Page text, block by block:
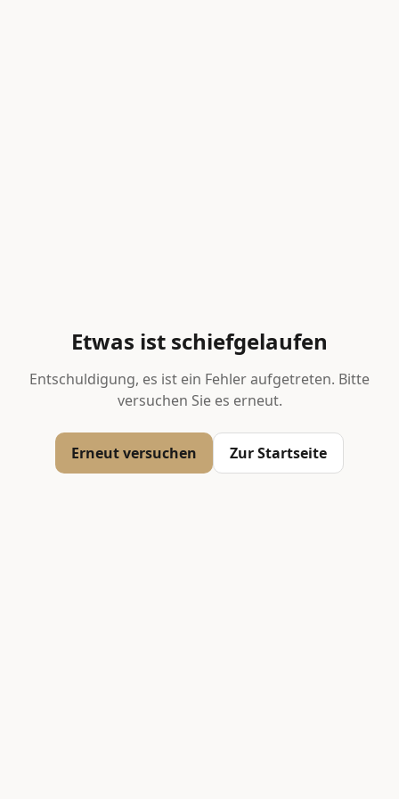
Etwas ist schiefgelaufen
Entschuldigung, es ist ein Fehler aufgetreten. Bitte
versuchen Sie es erneut.
Erneut versuchen Zur Startseite